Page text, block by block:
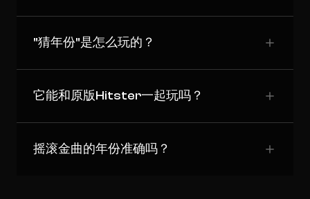
"猜年份"是怎么玩的？
它能和原版Hitster一起玩吗？
摇滚金曲的年份准确吗？